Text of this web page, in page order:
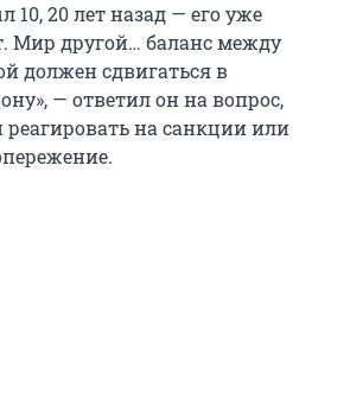
20 лет назад — его уже
Мир другой… баланс между
должен сдвигаться в
— ответил он на вопрос,
на санкции или